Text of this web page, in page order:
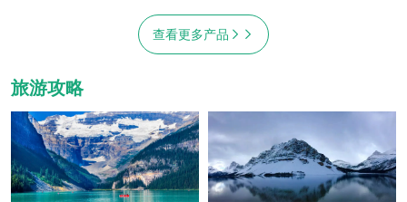
查看更多产品
旅游攻略